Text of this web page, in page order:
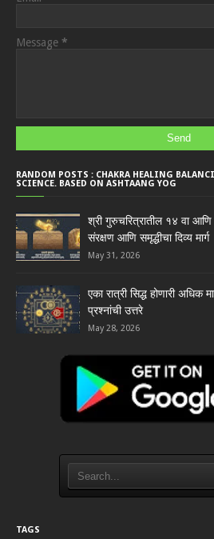
Message *
RANDOM POSTS : CHAKRA HEALING
SCIENCE. BASED ON ASHTAANG YOG
श्री गुरुचरित्रातील १४ वा
संरक्षण आणि समृद्धीचा दिव्य मार्ग
May 31, 2026
एका रात्री सिद्ध होणारी अधिक
प्रश्नांची उत्तरे
May 28, 2026
TAGS